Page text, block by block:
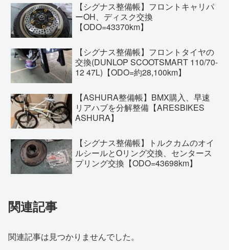
【シグナス整備帳】フロントキャリパ
ーOH、ディスク交換
【ODO=43370km】
【シグナス整備帳】フロントタイヤの
交換(DUNLOP SCOOTSMART 110/70-
12 47L)【ODO=約28,100km】
【ASHURA整備帳】BMX購入、早速
リアハブを分解整備【ARESBIKES
ASHURA】
【シグナス整備帳】トルクカムのオイ
ルシールとOリング交換、センタース
プリング交換【ODO=43698km】
関連記事
関連記事は見つかりませんでした。